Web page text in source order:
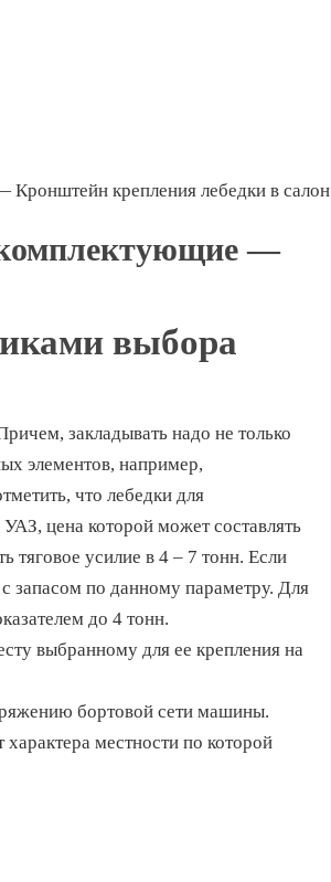
крепления лебедки в салон
—
выбора
закладывать надо не только
элементов, например,
что лебедки для
цена которой может составлять
тяговое усилие в 4 – 7 тонн. Если
запасом по данному параметру. Для
до 4 тонн.
выбранному для ее крепления на
бортовой сети машины.
местности по которой